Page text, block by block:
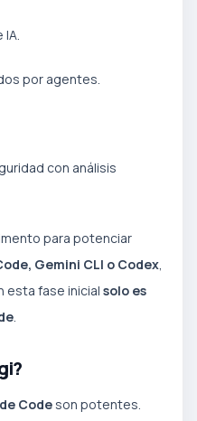
por agentes.
con análisis
para potenciar
Gemini CLI o Codex,
esta fase inicial solo es
.
Code son potentes.